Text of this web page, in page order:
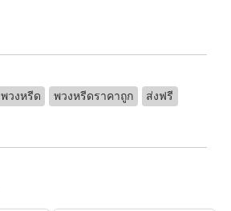
พวงหรีด พวงหรีดราคาถูก ส่งฟรี